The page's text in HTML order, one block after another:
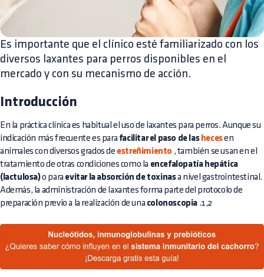
Es importante que el clínico esté familiarizado con los
diversos laxantes para perros disponibles en el
mercado y con su mecanismo de acción.
Introducción
En la práctica clínica es habitual el uso de laxantes para perros. Aunque su
indicación más frecuente es para facilitar el paso de lashecesen
animales con diversos grados de estreñimiento , también se usan en el
tratamiento de otras condiciones como la encefalopatía hepática
(lactulosa)o para evitar la absorción de toxinasa nivel gastrointestinal.
Además, la administración de laxantes forma parte del protocolo de
preparación previo a la realización de una colonoscopia .1,2